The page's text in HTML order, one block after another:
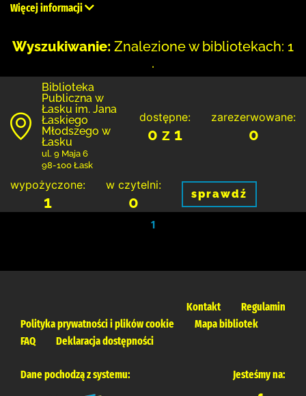
Więcej informacji
Wyszukiwanie: Znalezione w bibliotekach: 1
.
Biblioteka
Publiczna w
Łasku im. Jana
Łaskiego
Młodszego w
Łasku
ul. 9 Maja 6
98-100 Łask
dostępne:
0 z 1
zarezerwowane:
0
wypożyczone:
1
w czytelni:
0 sprawdź
1
Kontakt
Regulamin
Polityka prywatności i plików cookie
Mapa bibliotek
FAQ
Deklaracja dostępności
Dane pochodzą z systemu: Jesteśmy na: